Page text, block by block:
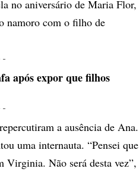
no aniversário de Maria Flor,
namoro com o filho de
-
após expor que filhos
-
a ausência de Ana.
uma internauta. “Pensei que
Virginia. Não será desta vez”,